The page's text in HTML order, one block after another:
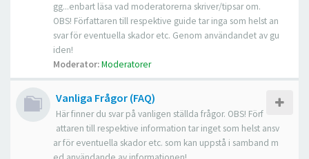
gg...enbart läsa vad moderatorerna skriver/tipsar om.
OBS! Författaren till respektive guide tar inga som helst an
svar för eventuella skador etc. Genom användandet av gu
iden!
Moderator:Moderatorer
Vanliga Frågor (FAQ)
Här finner du svar på vanligen ställda frågor. OBS! Förf
attaren till respektive information tar inget som helst ansv
ar för eventuella skador etc. som kan uppstå i samband m